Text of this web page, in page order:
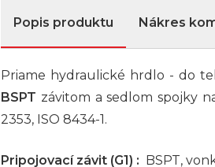
Popis produktu Nákres
Priame hydraulické hrdlo - do
BSPT závitom a sedlom spojky
2353, ISO 8434-1.
Pripojovací závit (G1) : BSPT,